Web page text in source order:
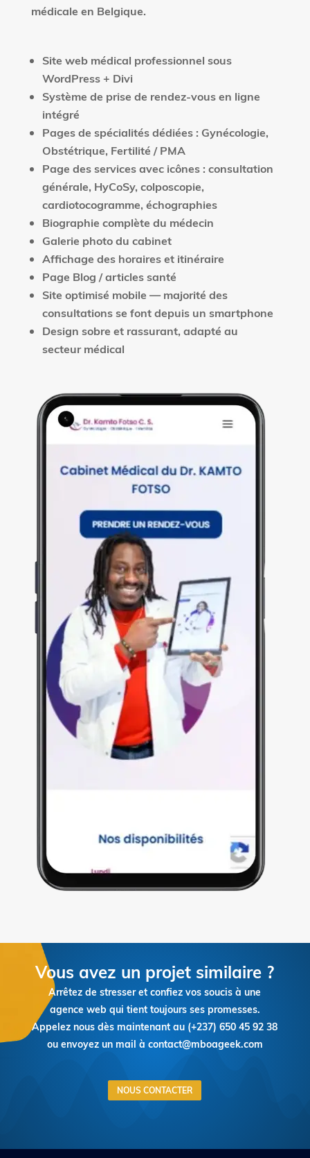
médicale en Belgique.
Site web médical professionnel sous
WordPress + Divi
Système de prise de rendez-vous en ligne
intégré
Pages de spécialités dédiées : Gynécologie,
Obstétrique, Fertilité / PMA
Page des services avec icônes : consultation
générale, HyCoSy, colposcopie,
cardiotocogramme, échographies
Biographie complète du médecin
Galerie photo du cabinet
Affichage des horaires et itinéraire
Page Blog / articles santé
Site optimisé mobile — majorité des
consultations se font depuis un smartphone
Design sobre et rassurant, adapté au
secteur médical
Vous avez un projet similaire ?
Arrêtez de stresser et confiez vos soucis à une
agence web qui tient toujours ses promesses.
Appelez nous dès maintenant au (+237)650 45 92 38
ou envoyez un mail à contact@mboageek.com
NOUS CONTACTER